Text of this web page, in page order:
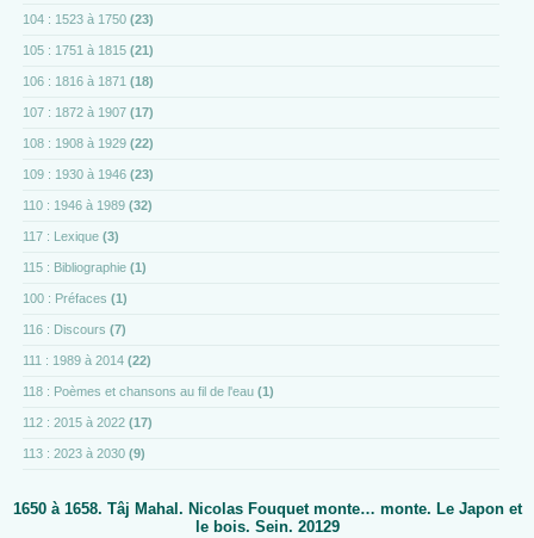
104 : 1523 à 1750 (23)
105 : 1751 à 1815 (21)
106 : 1816 à 1871 (18)
107 : 1872 à 1907 (17)
108 : 1908 à 1929 (22)
109 : 1930 à 1946 (23)
110 : 1946 à 1989 (32)
117 : Lexique (3)
115 : Bibliographie (1)
100 : Préfaces (1)
116 : Discours (7)
111 : 1989 à 2014 (22)
118 : Poèmes et chansons au fil de l'eau (1)
112 : 2015 à 2022 (17)
113 : 2023 à 2030 (9)
1650 à 1658. Tâj Mahal. Nicolas Fouquet monte… monte. Le Japon et
le bois. Sein. 20129